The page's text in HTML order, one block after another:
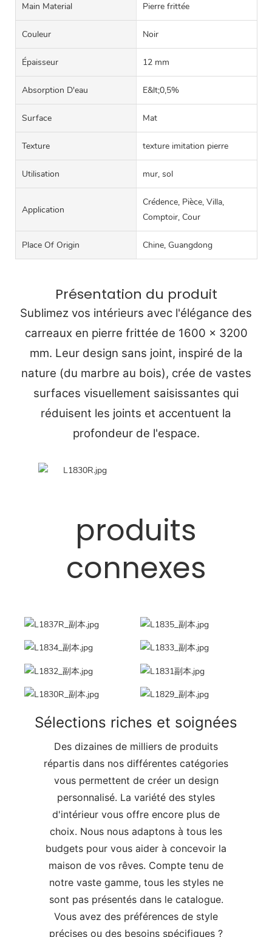
Main Material Pierre frittée
Couleur Noir
Épaisseur 12 mm
Absorption D'eau E&lt;0,5%
Surface Mat
Texture texture imitation pierre
Utilisation mur, sol
Application
Crédence, Pièce, Villa,
Comptoir, Cour
Place Of Origin Chine, Guangdong
Présentation du produit
Sublimez vos intérieurs avec l'élégance des
carreaux en pierre frittée de 1600 x 3200
mm. Leur design sans joint, inspiré de la
nature (du marbre au bois), crée de vastes
surfaces visuellement saisissantes qui
réduisent les joints et accentuent la
profondeur de l'espace.
produits
connexes
Sélections riches et soignées
Des dizaines de milliers de produits
répartis dans nos différentes catégories
vous permettent de créer un design
personnalisé. La variété des styles
d'intérieur vous offre encore plus de
choix. Nous nous adaptons à tous les
budgets pour vous aider à concevoir la
maison de vos rêves. Compte tenu de
notre vaste gamme, tous les styles ne
sont pas présentés dans le catalogue.
Vous avez des préférences de style
précises ou des besoins spécifiques ?